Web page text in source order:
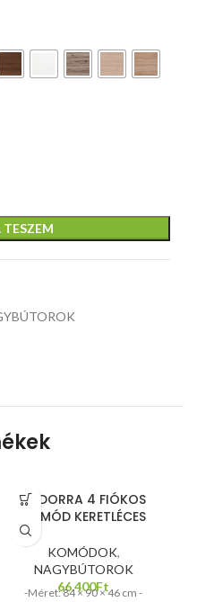
ANDORRA 4 FIÓKOS
KOMÓD KERETLÉCES
KOMÓDOK,
NAGYBÚTOROK
66.400Ft
-Méret: 84 × 90 × 46 cm -